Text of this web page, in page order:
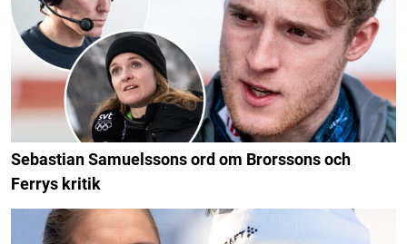
Sebastian Samuelssons ord om Brorssons och
Ferrys kritik